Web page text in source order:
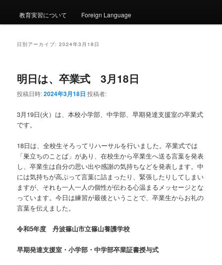
教育実習について Foreign Language
日別アーカイブ:2024年3月18日
明日は、卒業式 3月18日
投稿日時:2024年3月18日 投稿者:
3月19日(火）は、本校小学部、中学部、早期発達支援室の卒業式
です。
18日は、全校生そろってリハーサルを行いました。卒業式では
「巣立ちのことば」があり、在校生から卒業生へ送る言葉を発表
し、卒業生は自分の思い出や感謝の気持ちなどを発表します。中
には気持ちが高ぶって言葉に詰まったり、緊張したりしてしまい
ますが、それも一人一人の個性が伝わる心温まるメッセージとな
っています。今日は練習が最後ということで、卒業生からお礼の
言葉を伝えました。
令和5年度 丹波篠山市立篠山養護学校
早期発達支援室・小学部・中学部卒業証書授与式